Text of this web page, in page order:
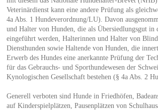
Veterinärdienst kann eine andere Prüfung als
4a Abs. 1 Hundeverordnung/LU). Davon
und Halter von Hunden, die als Übersiedlungsgut in
eingeführt werden, Halterinnen und Halter von
Diensthunden sowie Haltende von Hunden, die
Erwerb des Hundes eine anerkannte Prüfung der
für das Gebrauchs- und Sporthundewesen der
Kynologischen Gesellschaft bestehen (§ 4a Abs. 2
Generell verboten sind Hunde in Friedhöfen,
auf Kinderspielplätzen, Pausenplätzen von